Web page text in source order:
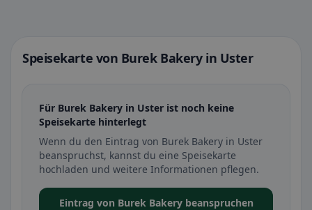
Speisekarte von Burek Bakery in Uster
Für Burek Bakery in Uster ist noch keine
Speisekarte hinterlegt
Wenn du den Eintrag von Burek Bakery in Uster
beanspruchst, kannst du eine Speisekarte
hochladen und weitere Informationen pflegen.
Eintrag von Burek Bakery beanspruchen